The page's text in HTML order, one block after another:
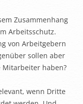
Zusammenhang
Arbeitsschutz.
von Arbeitgebern
sollen aber
Mitarbeiter haben?
wenn Dritte